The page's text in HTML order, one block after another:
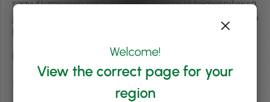
saavuttamisessa sekä yrityksen visiossa ja toimenpiteissä,
jotka lopulta auttavat työntekijöitäsi ja sinua
kasvattamaan yritystäsi tehokkaasti.
Kiitos kun luit!
#LetsGrow
Welcome!
View the correct page for your
region